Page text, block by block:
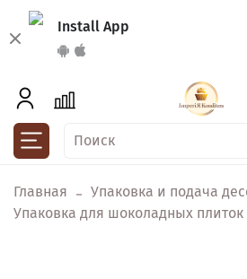
Install App
Главная Упаковка и подача
Упаковка для шоколадных